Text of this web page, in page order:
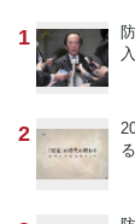
1
2
る